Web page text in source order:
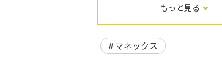
もっと見る
マネックス